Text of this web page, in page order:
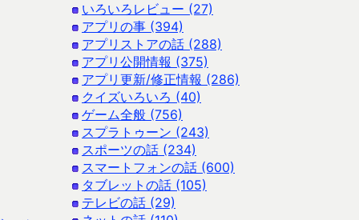
いろいろレビュー (27)
アプリの事 (394)
アプリストアの話 (288)
アプリ公開情報 (375)
アプリ更新/修正情報 (286)
クイズいろいろ (40)
ゲーム全般 (756)
スプラトゥーン (243)
スポーツの話 (234)
スマートフォンの話 (600)
タブレットの話 (105)
テレビの話 (29)